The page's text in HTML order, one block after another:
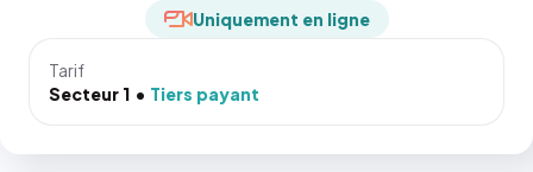
Uniquement en ligne
Tarif
Secteur 1
Tiers payant